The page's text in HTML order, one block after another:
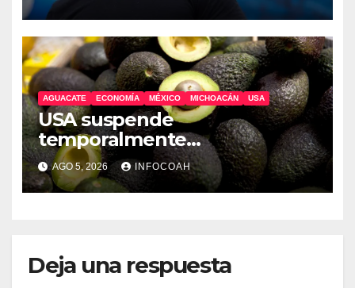
AGUACATE ECONOMÍA MÉXICO MICHOACÁN USA
USA suspende
temporalmente
exportaciones de aguacate
michoacano
AGO 5, 2026 INFOCOAH
Deja una respuesta